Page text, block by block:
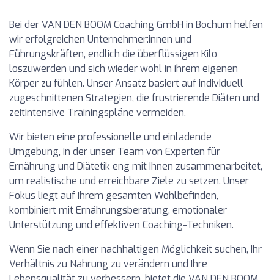
Bei der VAN DEN BOOM Coaching GmbH in Bochum helfen
wir erfolgreichen Unternehmer:innen und
Führungskräften, endlich die überflüssigen Kilo
loszuwerden und sich wieder wohl in ihrem eigenen
Körper zu fühlen. Unser Ansatz basiert auf individuell
zugeschnittenen Strategien, die frustrierende Diäten und
zeitintensive Trainingspläne vermeiden.
Wir bieten eine professionelle und einladende
Umgebung, in der unser Team von Experten für
Ernährung und Diätetik eng mit Ihnen zusammenarbeitet,
um realistische und erreichbare Ziele zu setzen. Unser
Fokus liegt auf Ihrem gesamten Wohlbefinden,
kombiniert mit Ernährungsberatung, emotionaler
Unterstützung und effektiven Coaching-Techniken.
Wenn Sie nach einer nachhaltigen Möglichkeit suchen, Ihr
Verhältnis zu Nahrung zu verändern und Ihre